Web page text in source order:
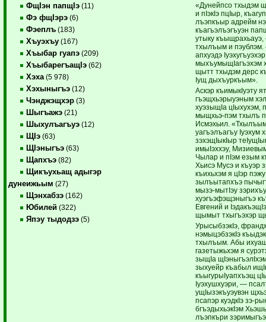
ФщIэн папщIэ (11)
Фэ фщIэрэ (6)
Фэеплъ (183)
Хъуэхъу (167)
Хъыбар гуапэ (209)
ХъыбарегъащIэ (62)
Хэха (5 978)
Хэхыныгъэ (12)
Чэнджэщхэр (3)
Шыгъажэ (21)
Шыхулъагъуэ (12)
ЩIэ (63)
ЩIэныгъэ (63)
Щапхъэ (82)
Щикъухьащ адыгэр
дунеижьым (27)
Щэнхабзэ (162)
Юбилей (322)
Япэу тыдодзэ (5)
«Дунейпсо тхыдэм
и пIэкIэ пцIыр,
лъэпкъыр адрейм
къагъэлъэгъуэн
утыку
тхылъым и
апхуэдэ
мыхъумыщIагъэхэм
щытт тхыдэм дерс
Iущ дыхъуркъым».
Аскэр къимыкIуэту
гъэщхьэрыуэным
хуэзыщIа цIыхухэм,
мыщхьэ-пэм тхылъ
Исмэхьил.
уагъэлъагъу
зэхэщIыкIыр
имыIэххэу,
Чылар и пIэм езым
Хьисэ Мусэ и къуэр
къихьхэм я цIэр
зылъытапхъэ
мызэ-мытIэу
хуэгъэфэщэныгъэ
Евгений и
щымыт тхыгъэхэр
УрысыбзэкIэ,
нэмыцэбзэкIэ
тхылъым. Абы ихуащ
газетыжьхэм я
зыщIа
зыхуейр къабыл
къыгурыIуапхъэщ
Iуэхушхуэри, —
ущIызэкъуэувэн
псапэр куэдкIэ зэ-
бгъэдыхьэкIэм
лъэпкъри